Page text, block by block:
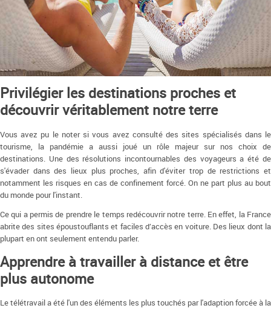
Privilégier les destinations proches et
découvrir véritablement notre terre
Vous avez pu le noter si vous avez consulté des sites spécialisés dans le
tourisme, la pandémie a aussi joué un rôle majeur sur nos choix de
destinations. Une des résolutions incontournables des voyageurs a été de
s'évader dans des lieux plus proches, afin d'éviter trop de restrictions et
notamment les risques en cas de confinement forcé. On ne part plus au bout
du monde pour l'instant.
Ce qui a permis de prendre le temps redécouvrir notre terre. En effet, la France
abrite des sites époustouflants et faciles d’accès en voiture. Des lieux dont la
plupart en ont seulement entendu parler.
Apprendre à travailler à distance et être
plus autonome
Le télétravail a été l'un des éléments les plus touchés par l'adaption forcée à la